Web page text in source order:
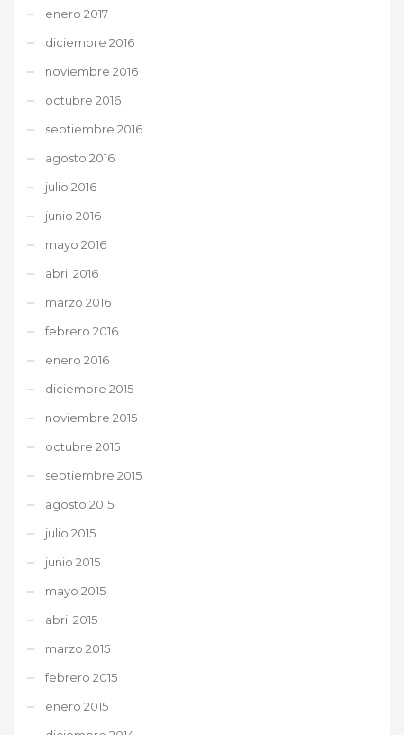
enero 2017
diciembre 2016
noviembre 2016
octubre 2016
septiembre 2016
agosto 2016
julio 2016
junio 2016
mayo 2016
abril 2016
marzo 2016
febrero 2016
enero 2016
diciembre 2015
noviembre 2015
octubre 2015
septiembre 2015
agosto 2015
julio 2015
junio 2015
mayo 2015
abril 2015
marzo 2015
febrero 2015
enero 2015